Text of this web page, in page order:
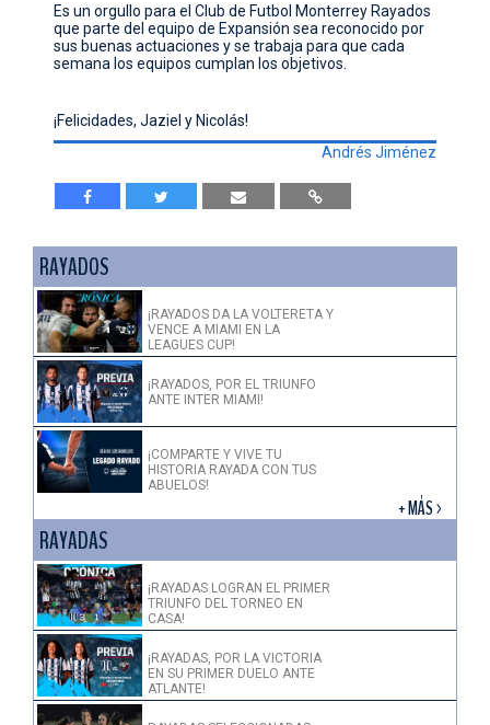
Es un orgullo para el Club de Futbol Monterrey Rayados
que parte del equipo de Expansión sea reconocido por
sus buenas actuaciones y se trabaja para que cada
semana los equipos cumplan los objetivos.
¡Felicidades, Jaziel y Nicolás!
Andrés Jiménez
RAYADOS
¡RAYADOS DA LA VOLTERETA Y
VENCE A MIAMI EN LA
LEAGUES CUP!
¡RAYADOS, POR EL TRIUNFO
ANTE INTER MIAMI!
¡COMPARTE Y VIVE TU
HISTORIA RAYADA CON TUS
ABUELOS!
+ MÁS >
RAYADAS
¡RAYADAS LOGRAN EL PRIMER
TRIUNFO DEL TORNEO EN
CASA!
¡RAYADAS, POR LA VICTORIA
EN SU PRIMER DUELO ANTE
ATLANTE!